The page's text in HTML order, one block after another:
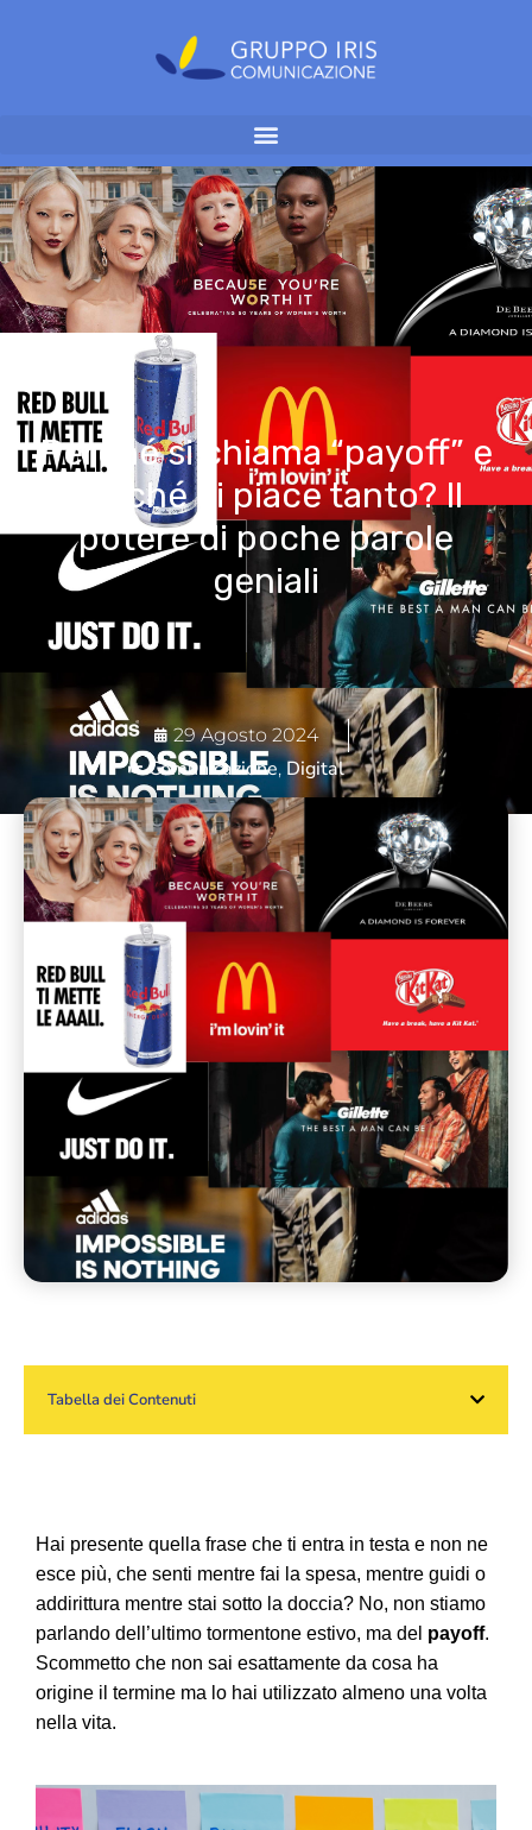
Perché si chiama “payoff” e
perché ci piace tanto? Il
potere di poche parole
geniali
29 Agosto 2024
Comunicazione, Digital
Tabella dei Contenuti
Hai presente quella frase che ti entra in testa e non ne
esce più, che senti mentre fai la spesa, mentre guidi o
addirittura mentre stai sotto la doccia? No, non stiamo
parlando dell’ultimo tormentone estivo, ma del payoff.
Scommetto che non sai esattamente da cosa ha
origine il termine ma lo hai utilizzato almeno una volta
nella vita.